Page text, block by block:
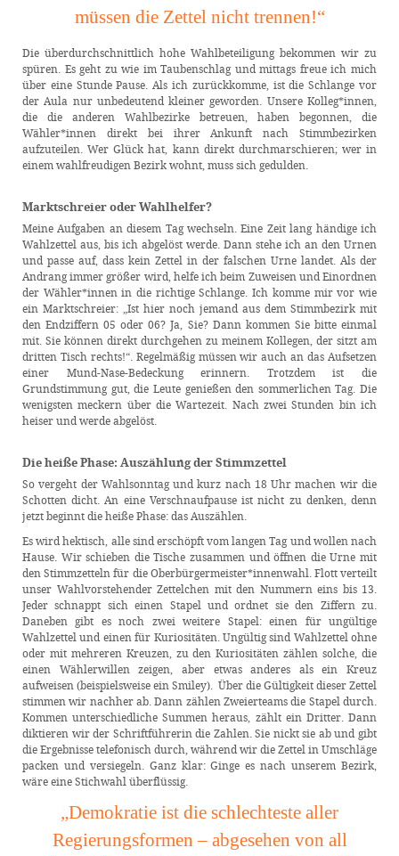
müssen die Zettel nicht trennen!“
Die überdurchschnittlich hohe Wahlbeteiligung bekommen wir zu
spüren. Es geht zu wie im Taubenschlag und mittags freue ich mich
über eine Stunde Pause. Als ich zurückkomme, ist die Schlange vor
der Aula nur unbedeutend kleiner geworden. Unsere Kolleg*innen,
die die anderen Wahlbezirke betreuen, haben begonnen, die
Wähler*innen direkt bei ihrer Ankunft nach Stimmbezirken
aufzuteilen. Wer Glück hat, kann direkt durchmarschieren; wer in
einem wahlfreudigen Bezirk wohnt, muss sich gedulden.
Marktschreier oder Wahlhelfer?
Meine Aufgaben an diesem Tag wechseln. Eine Zeit lang händige ich
Wahlzettel aus, bis ich abgelöst werde. Dann stehe ich an den Urnen
und passe auf, dass kein Zettel in der falschen Urne landet. Als der
Andrang immer größer wird, helfe ich beim Zuweisen und Einordnen
der Wähler*innen in die richtige Schlange. Ich komme mir vor wie
ein Marktschreier: „Ist hier noch jemand aus dem Stimmbezirk mit
den Endziffern 05 oder 06? Ja, Sie? Dann kommen Sie bitte einmal
mit. Sie können direkt durchgehen zu meinem Kollegen, der sitzt am
dritten Tisch rechts!“. Regelmäßig müssen wir auch an das Aufsetzen
einer Mund-Nase-Bedeckung erinnern. Trotzdem ist die
Grundstimmung gut, die Leute genießen den sommerlichen Tag. Die
wenigsten meckern über die Wartezeit. Nach zwei Stunden bin ich
heiser und werde abgelöst.
Die heiße Phase: Auszählung der Stimmzettel
So vergeht der Wahlsonntag und kurz nach 18 Uhr machen wir die
Schotten dicht. An eine Verschnaufpause ist nicht zu denken, denn
jetzt beginnt die heiße Phase: das Auszählen.
Es wird hektisch, alle sind erschöpft vom langen Tag und wollen nach
Hause. Wir schieben die Tische zusammen und öffnen die Urne mit
den Stimmzetteln für die Oberbürgermeister*innenwahl. Flott verteilt
unser Wahlvorstehender Zettelchen mit den Nummern eins bis 13.
Jeder schnappt sich einen Stapel und ordnet sie den Ziffern zu.
Daneben gibt es noch zwei weitere Stapel: einen für ungültige
Wahlzettel und einen für Kuriositäten. Ungültig sind Wahlzettel ohne
oder mit mehreren Kreuzen, zu den Kuriositäten zählen solche, die
einen Wählerwillen zeigen, aber etwas anderes als ein Kreuz
aufweisen (beispielsweise ein Smiley). Über die Gültigkeit dieser Zettel
stimmen wir nachher ab. Dann zählen Zweierteams die Stapel durch.
Kommen unterschiedliche Summen heraus, zählt ein Dritter. Dann
diktieren wir der Schriftführerin die Zahlen. Sie nickt sie ab und gibt
die Ergebnisse telefonisch durch, während wir die Zettel in Umschläge
packen und versiegeln. Ganz klar: Ginge es nach unserem Bezirk,
wäre eine Stichwahl überflüssig.
„Demokratie ist die schlechteste aller
Regierungsformen – abgesehen von all